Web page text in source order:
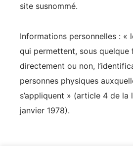
site susnommé.
Informations personnelles : «
qui permettent, sous quelque
directement ou non,
personnes physiques
s’appliquent » (article 4 de la
janvier 1978).